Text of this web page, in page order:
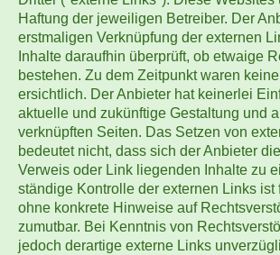
Haftung der jeweiligen Betreiber. Der
erstmaligen Verknüpfung der externen
Inhalte daraufhin überprüft, ob etwaige
bestehen. Zu dem Zeitpunkt waren
ersichtlich. Der Anbieter hat keinerlei
aktuelle und zukünftige Gestaltung und
verknüpften Seiten. Das Setzen von
bedeutet nicht, dass sich der Anbieter
Verweis oder Link liegenden Inhalte zu
ständige Kontrolle der externen Links ist
ohne konkrete Hinweise auf
zumutbar. Bei Kenntnis von
jedoch derartige externe Links